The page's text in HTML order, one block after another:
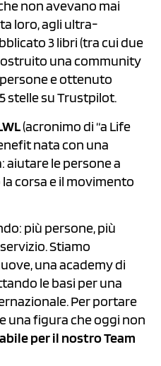
non avevano mai
loro, agli ultra-
3 libri (tra cui due
una community
e ottenuto
stelle su Trustpilot.
(acronimo di “a Life
nata con una
aiutare le persone a
corsa e il movimento
più persone, più
Stiamo
una academy di
le basi per una
Per portare
una figura che oggi non
per il nostro Team